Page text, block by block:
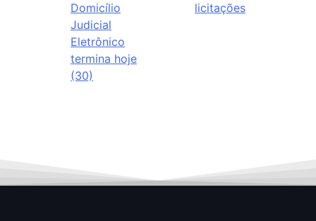
Domicílio
Judicial
Eletrônico
termina hoje
(30)
licitações